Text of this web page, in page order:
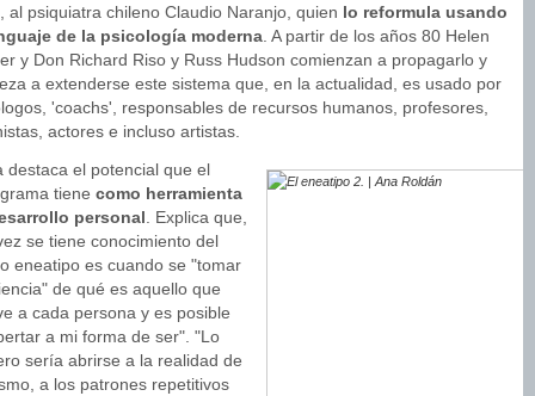
al psiquiatra chileno Claudio Naranjo, quien lo reformula usando
de la psicología moderna . A partir de los años 80 Helen
y Don Richard Riso y Russ Hudson comienzan a propagarlo y
a extenderse este sistema que, en la actualidad, es usado por
'coachs', responsables de recursos humanos, profesores,
actores e incluso artistas.
destaca el potencial que el
tiene como herramienta
personal . Explica que,
se tiene conocimiento del
eneatipo es cuando se "tomar
de qué es aquello que
a cada persona y es posible
a mi forma de ser". "Lo
sería abrirse a la realidad de
a los patrones repetitivos